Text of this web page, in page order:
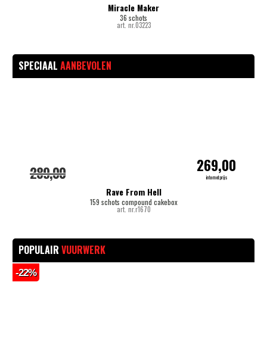
Miracle Maker
36 schots
art. nr.03223
SPECIAAL AANBEVOLEN
Rave From Hell
159 schots compound cakebox
art. nr.r1670
289,00 269,00
internetprijs
POPULAIR VUURWERK
-22%